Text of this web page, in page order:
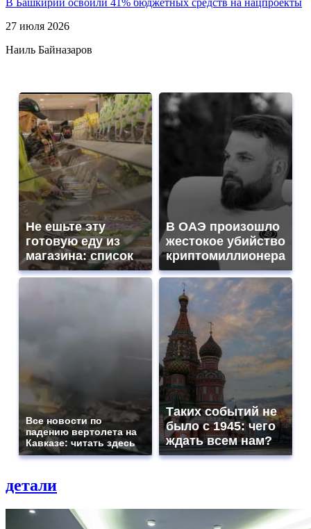
В Башкирии освоили 41% бюджетных средств на нацпроекты
27 июля 2026
Наиль Байназаров
Не ешьте эту
готовую еду из
магазина: список
В ОАЭ произошло
жестокое убийство
криптомиллионера
Все новости по
падению вертолета на
Кавказе: читать здесь
Таких событий не
было с 1945: чего
ждать всем нам?
детали